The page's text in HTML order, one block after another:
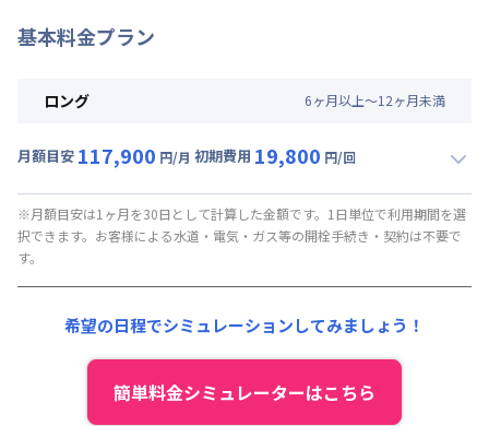
基本料金プラン
ロング 6ヶ月以上～12ヶ月未満
月額目安 117,900 円/月 初期費用 19,800 円/回
月額賃料目安(30日利用)
賃料 : 90,000円/月 (3,000円/日)
光熱費他 :
その他費用 :
火災保険料: 1,500円/月
事務手数料 : 10,000円/回 (税抜)
※月額目安は1ヶ月を30日として計算した金額です。1日単位で利用期間を選
択できます。お客様による水道・電気・ガス等の開栓手続き・契約は不要で
す。
希望の日程でシミュレーションしてみましょう！
簡単料金シミュレーターはこちら